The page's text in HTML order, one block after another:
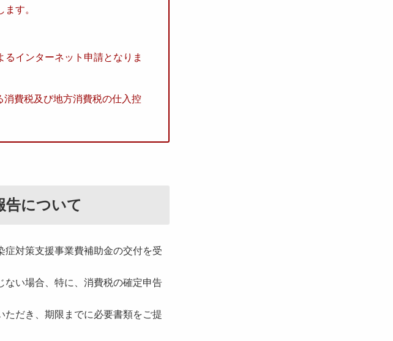
す。
インターネット申請となりま
費税及び地方消費税の仕入控
告について
対策支援事業費補助金の交付を受
ない場合、特に、消費税の確定申告
だき、期限までに必要書類をご提